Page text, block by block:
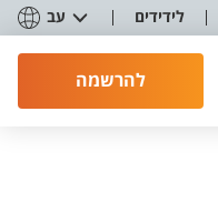
לידידים עב
להרשמה